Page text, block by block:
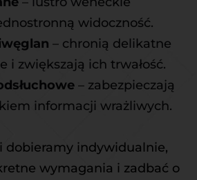
widoczność.
– chronią delikatne
i zwiększają ich trwałość.
– zabezpieczają
informacji wrażliwych.
dobieramy indywidualnie,
wymagania i zadbać o